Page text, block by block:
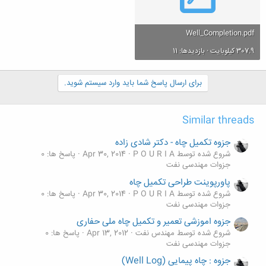
Well_Completion.pdf
307.9 کیلوبایت · بازدیدها: 11
برای ارسال پاسخ شما باید وارد سیستم شوید.
Similar threads
جزوه تکمیل چاه - دکتر شادی زاده
شروع شده توسط P O U R I A Apr 30, 2014 پاسخ ها: 0
جزوات مهندسی نفت
پاورپوینت طراحی تکمیل چاه
شروع شده توسط P O U R I A Apr 30, 2014 پاسخ ها: 0
جزوات مهندسی نفت
جزوه اموزشی تعمیر و تکمیل چاه ملی حفاری
شروع شده توسط مهندس نفت Apr 13, 2012 پاسخ ها: 0
جزوات مهندسی نفت
جزوه : چاه پیمایی (Well Log)